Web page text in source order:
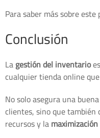
Para saber más sobre este
Conclusión
Lagestión del inventario
cualquier tienda online
No solo asegura una
clientes, sino que
recursos y la